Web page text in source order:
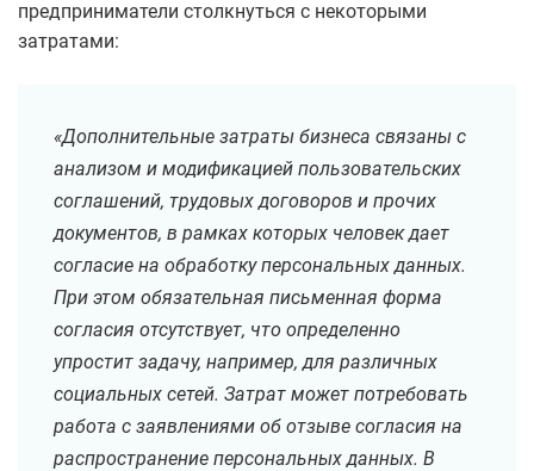
предприниматели столкнуться с некоторыми
затратами:
«Дополнительные затраты бизнеса связаны с
анализом и модификацией пользовательских
соглашений, трудовых договоров и прочих
документов, в рамках которых человек дает
согласие на обработку персональных данных.
При этом обязательная письменная форма
согласия отсутствует, что определенно
упростит задачу, например, для различных
социальных сетей. Затрат может потребовать
работа с заявлениями об отзыве согласия на
распространение персональных данных. В